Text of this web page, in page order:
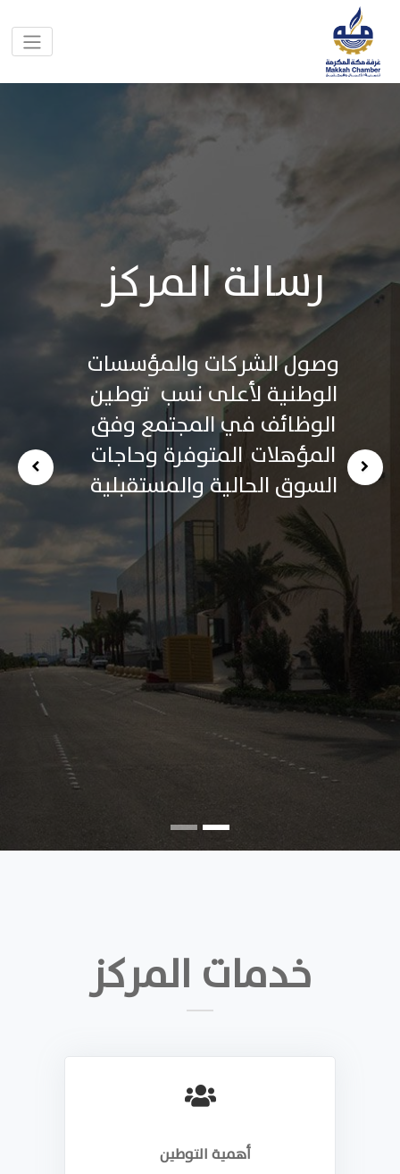
رسالة المركز
وصول الشركات والمؤسسات
الوطنية لأعلى نسبتوطين
الوظائف في المجتمع وفق
المؤهلات المتوفرة وحاجات
السوق الحالية والمستقبلية
السابق
خدمات المركز
أهمية التوطين